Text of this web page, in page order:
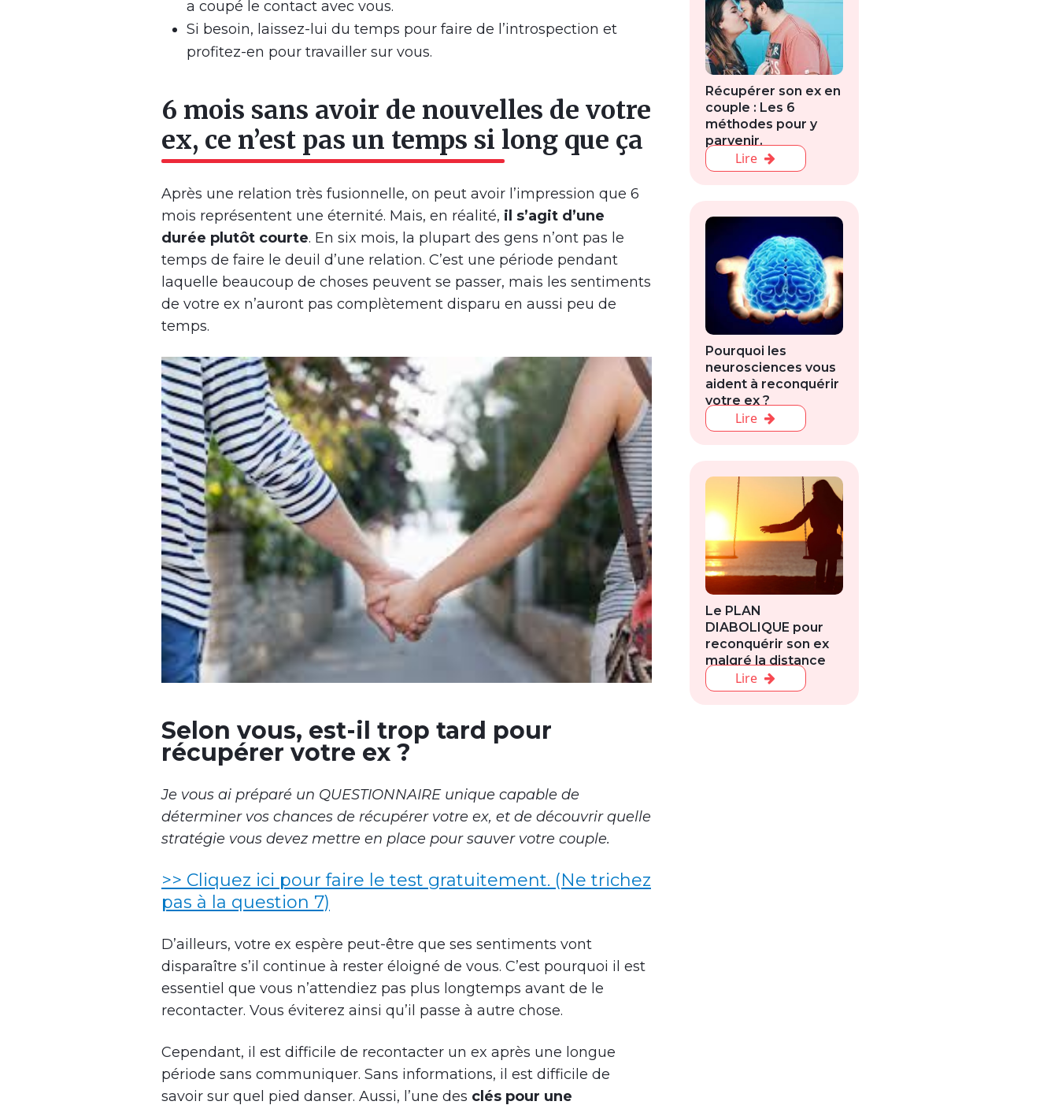
a coupé le contact avec vous.
Si besoin, laissez-lui du temps pour faire de l’introspection et
profitez-en pour travailler sur vous.
6 mois sans avoir de nouvelles de votre
ex, ce n’est pas un temps si long que ça
Après une relation très fusionnelle, on peut avoir l’impression que 6
mois représentent une éternité. Mais, en réalité, il s’agit d’une
durée plutôt courte. En six mois, la plupart des gens n’ont pas le
temps de faire le deuil d’une relation. C’est une période pendant
laquelle beaucoup de choses peuvent se passer, mais les sentiments
de votre ex n’auront pas complètement disparu en aussi peu de
temps.
Selon vous, est-il trop tard pour
récupérer votre ex ?
Je vous ai préparé un QUESTIONNAIRE unique capable de
déterminer vos chances de récupérer votre ex, et de découvrir quelle
stratégie vous devez mettre en place pour sauver votre couple.
>> Cliquez ici pour faire le test gratuitement. (Ne trichez
pas à la question 7)
D’ailleurs, votre ex espère peut-être que ses sentiments vont
disparaître s’il continue à rester éloigné de vous. C’est pourquoi il est
essentiel que vous n’attendiez pas plus longtemps avant de le
recontacter. Vous éviterez ainsi qu’il passe à autre chose.
Cependant, il est difficile de recontacter un ex après une longue
période sans communiquer. Sans informations, il est difficile de
savoir sur quel pied danser. Aussi, l’une des clés pour une
Récupérer son ex en
couple : Les 6
méthodes pour y
parvenir.
Lire
Pourquoi les
neurosciences vous
aident à reconquérir
votre ex ?
Lire
Le PLAN
DIABOLIQUE pour
reconquérir son ex
malgré la distance
Lire